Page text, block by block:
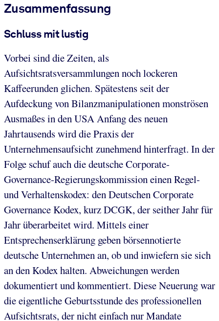
Zusammenfassung
Schluss mit lustig
Vorbei sind die Zeiten, als
Aufsichtsratsversammlungen noch lockeren
Kaffeerunden glichen. Spätestens seit der
Aufdeckung von Bilanzmanipulationen monströsen
Ausmaßes in den USA Anfang des neuen
Jahrtausends wird die Praxis der
Unternehmensaufsicht zunehmend hinterfragt. In der
Folge schuf auch die deutsche Corporate-
Governance-Regierungskommission einen Regel-
und Verhaltenskodex: den Deutschen Corporate
Governance Kodex, kurz DCGK, der seither Jahr für
Jahr überarbeitet wird. Mittels einer
Entsprechenserklärung geben börsennotierte
deutsche Unternehmen an, ob und inwiefern sie sich
an den Kodex halten. Abweichungen werden
dokumentiert und kommentiert. Diese Neuerung war
die eigentliche Geburtsstunde des professionellen
Aufsichtsrats, der nicht einfach nur Mandate